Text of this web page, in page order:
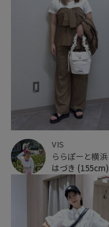
VIS
ららぽーと横浜
はづき (155cm)